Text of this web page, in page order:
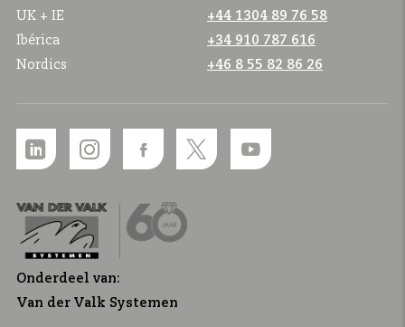
UK + IE
+44 1304 89 76 58
Ibérica
+34 910 787 616
Nordics
+46 8 55 82 86 26
Onderdeel van:
Van der Valk Systemen